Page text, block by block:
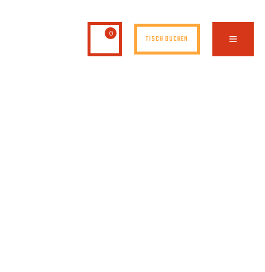
0
TISCH BUCHEN